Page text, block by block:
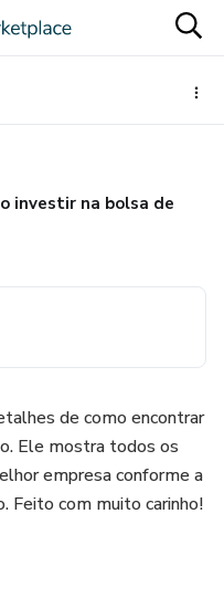
investir na bolsa de
de como encontrar
Ele mostra todos os
empresa conforme a
Feito com muito carinho!